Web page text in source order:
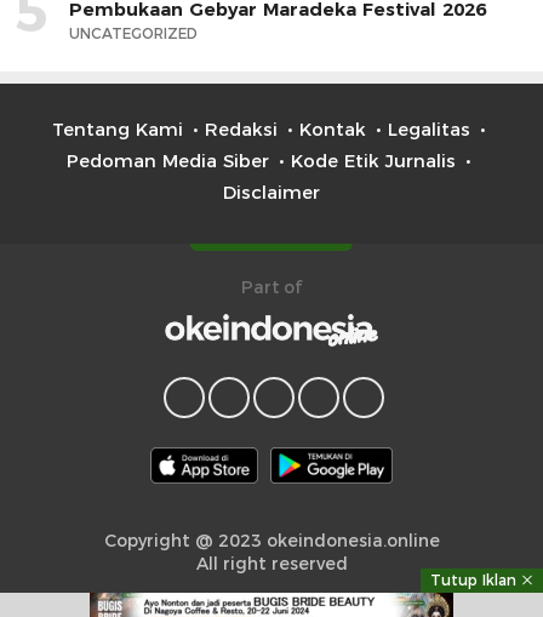
Pembukaan Gebyar Maradeka Festival 2026
UNCATEGORIZED
Tentang Kami Redaksi Kontak
Legalitas
Pedoman Media Siber
Kode Etik Jurnalis
Disclaimer
Part of
Copyright @ 2023 okeindonesia.online
All right reserved
Tutup Iklan